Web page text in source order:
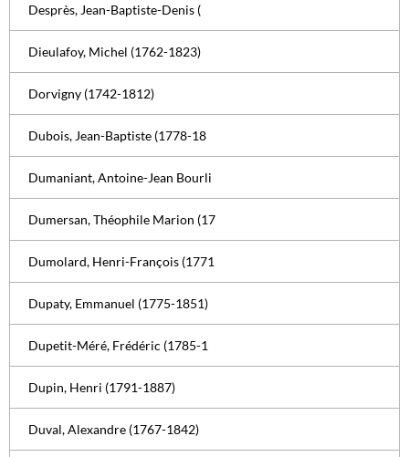
Desprès, Jean-Baptiste-Denis (
Dieulafoy, Michel (1762-1823)
Dorvigny (1742-1812)
Dubois, Jean-Baptiste (1778-18
Dumaniant, Antoine-Jean Bourli
Dumersan, Théophile Marion (17
Dumolard, Henri-François (1771
Dupaty, Emmanuel (1775-1851)
Dupetit-Méré, Frédéric (1785-1
Dupin, Henri (1791-1887)
Duval, Alexandre (1767-1842)